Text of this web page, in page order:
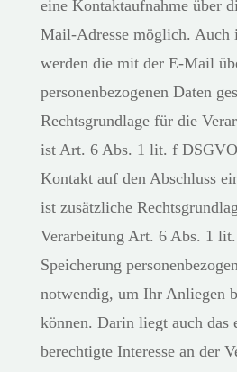
eine Kontaktaufnahme über
Mail-Adresse möglich. Auch
werden die mit der E-Mail
personenbezogenen Daten
Rechtsgrundlage für die
ist Art. 6 Abs. 1 lit. f
Kontakt auf den Abschluss
ist zusätzliche
Verarbeitung Art. 6 Abs. 1
Speicherung
notwendig, um Ihr Anliegen
können. Darin liegt auch das
berechtigte Interesse an der